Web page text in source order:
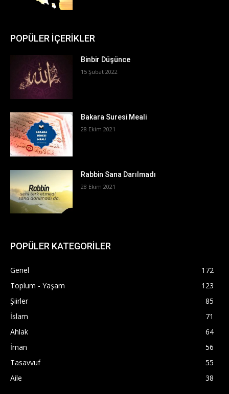
POPÜLER İÇERİKLER
Binbir Düşünce
15 Şubat 2022
Bakara Suresi Meali
28 Ekim 2021
Rabbin Sana Darılmadı
28 Ekim 2021
POPÜLER KATEGORİLER
Genel
172
Toplum - Yaşam
123
Şiirler
85
İslam
71
Ahlak
64
İman
56
Tasavvuf
55
Aile
38